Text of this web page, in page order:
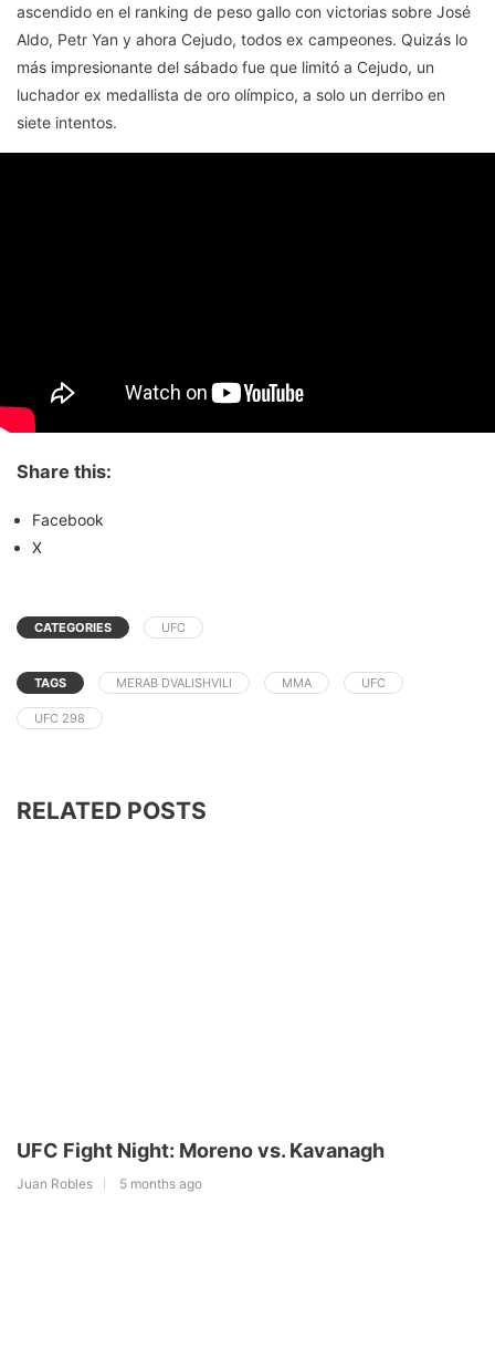
ascendido en el ranking de peso gallo con victorias sobre José
Aldo, Petr Yan y ahora Cejudo, todos ex campeones. Quizás lo
más impresionante del sábado fue que limitó a Cejudo, un
luchador ex medallista de oro olímpico, a solo un derribo en
siete intentos.
Share this:
Facebook
X
CATEGORIES UFC
TAGS MERAB DVALISHVILI MMA UFC
UFC 298
RELATED POSTS
UFC Fight Night: Moreno vs. Kavanagh
Juan Robles 5 months ago